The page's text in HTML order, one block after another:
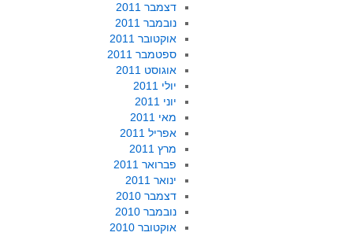
דצמבר 2011
נובמבר 2011
אוקטובר 2011
ספטמבר 2011
אוגוסט 2011
יולי 2011
יוני 2011
מאי 2011
אפריל 2011
מרץ 2011
פברואר 2011
ינואר 2011
דצמבר 2010
נובמבר 2010
אוקטובר 2010